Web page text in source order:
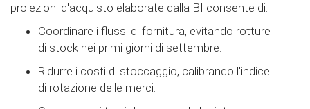
proiezioni d'acquisto elaborate dalla BI consente di:
Coordinare i flussi di fornitura, evitando rotture
di stock nei primi giorni di settembre.
Ridurre i costi di stoccaggio, calibrando l'indice
di rotazione delle merci.